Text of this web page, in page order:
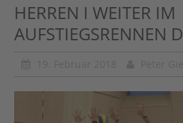
HERREN I WEITER IM
AUFSTIEGSRENNEN